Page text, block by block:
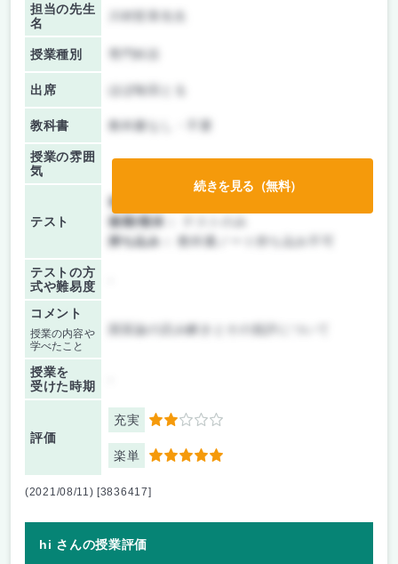
担当の先生
名
授業種別
出席 ほぼ毎回とる
教科書 教科書なし・不要
授業の雰囲
気
テスト
前期/中間：
後期/期末：
持ち込み：
教科書ノート持ち込み不可
テストの方
式や難易度
コメント
授業の内容や
学べたこと
国富論の読み解きとその批評について
授業を
受けた時期
評価
充実 2
楽単 5
続きを見る（無料）
(2021/08/11) [3836417]
hi さんの授業評価